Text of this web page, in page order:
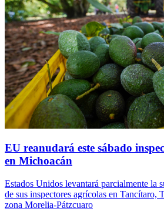
EU reanudará este sábado
en Michoacán
Estados Unidos levantará parcialmente la
de sus inspectores agrícolas en Tancítaro,
zona Morelia-Pátzcuaro